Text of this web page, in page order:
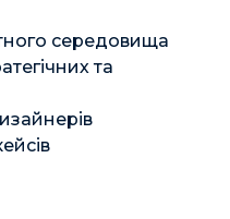
середовища
та